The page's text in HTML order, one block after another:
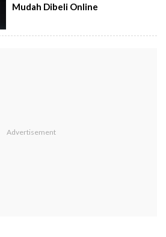
Mudah Dibeli Online